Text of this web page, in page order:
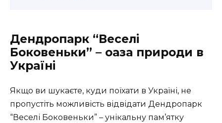
Дендропарк “Веселі
Боковеньки” – оаза природи в
Україні
Якщо ви шукаєте, куди поїхати в Україні, не
пропустіть можливість відвідати Дендропарк
“Веселі Боковеньки” – унікальну пам’ятку